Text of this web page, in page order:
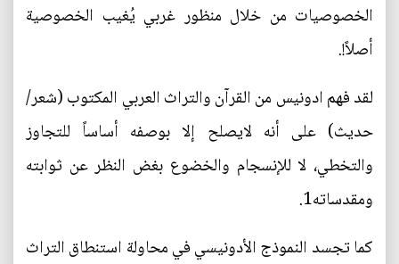
الخصوصيات من خلال منظور غربي يُغيب الخصوصية
أصلاً!.
لقد فهم ادونيس من القرآن والتراث العربي المكتوب (شعر/
حديث) على أنه لايصلح إلا بوصفه أساساً للتجاوز
والتخطي، لا للإنسجام والخضوع بغض النظر عن ثوابته
ومقدساته1.
كما تجسد النموذج الأدونيسي في محاولة استنطاق التراث